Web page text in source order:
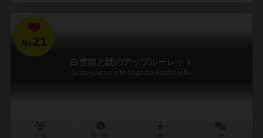
No.21
白雪姫と謎のアップルーレット
Shirayukihime to nazo no Approulette